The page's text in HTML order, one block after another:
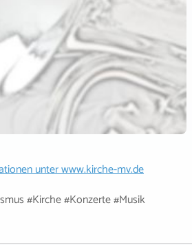
unterwww.kirche-mv.de
#Kirche #Konzerte #Musik